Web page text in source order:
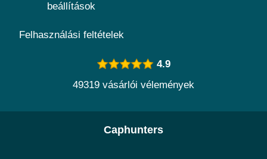
beállítások
Felhasználási feltételek
4.9
49319 vásárlói vélemények
Caphunters